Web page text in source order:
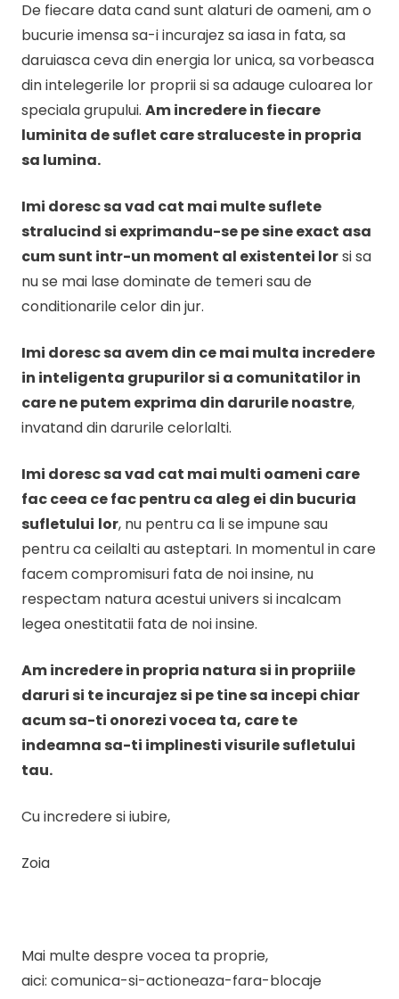
De fiecare data cand sunt alaturi de oameni, am o
bucurie imensa sa-i incurajez sa iasa in fata, sa
daruiasca ceva din energia lor unica, sa vorbeasca
din intelegerile lor proprii si sa adauge culoarea lor
speciala grupului. Am incredere in fiecare
luminita de suflet care straluceste in propria
sa lumina.
Imi doresc sa vad cat mai multe suflete
stralucind si exprimandu-se pe sine exact asa
cum sunt intr-un moment al existentei lorsi sa
nu se mai lase dominate de temeri sau de
conditionarile celor din jur.
Imi doresc sa avem din ce mai multa incredere
in inteligenta grupurilor si a comunitatilor in
care ne putem exprima din darurile noastre,
invatand din darurile celorlalti.
Imi doresc sa vad cat mai multi oameni care
fac ceea ce fac pentru ca aleg ei din bucuria
sufletului lor, nu pentru ca li se impune sau
pentru ca ceilalti au asteptari. In momentul in care
facem compromisuri fata de noi insine, nu
respectam natura acestui univers si incalcam
legea onestitatii fata de noi insine.
Am incredere in propria natura si in propriile
daruri si te incurajez si pe tine sa incepi chiar
acum sa-ti onorezi vocea ta, care te
indeamna sa-ti implinesti visurile sufletului
tau.
Cu incredere si iubire,
Zoia
Mai multe despre vocea ta proprie,
aici: comunica-si-actioneaza-fara-blocaje